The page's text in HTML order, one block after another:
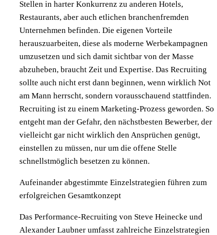
Stellen in harter Konkurrenz zu anderen Hotels,
Restaurants, aber auch etlichen branchenfremden
Unternehmen befinden. Die eigenen Vorteile
herauszuarbeiten, diese als moderne Werbekampagnen
umzusetzen und sich damit sichtbar von der Masse
abzuheben, braucht Zeit und Expertise. Das Recruiting
sollte auch nicht erst dann beginnen, wenn wirklich Not
am Mann herrscht, sondern vorausschauend stattfinden.
Recruiting ist zu einem Marketing-Prozess geworden. So
entgeht man der Gefahr, den nächstbesten Bewerber, der
vielleicht gar nicht wirklich den Ansprüchen genügt,
einstellen zu müssen, nur um die offene Stelle
schnellstmöglich besetzen zu können.
Aufeinander abgestimmte Einzelstrategien führen zum
erfolgreichen Gesamtkonzept
Das Performance-Recruiting von Steve Heinecke und
Alexander Laubner umfasst zahlreiche Einzelstrategien